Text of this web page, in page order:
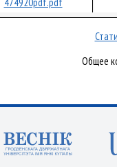
Общее